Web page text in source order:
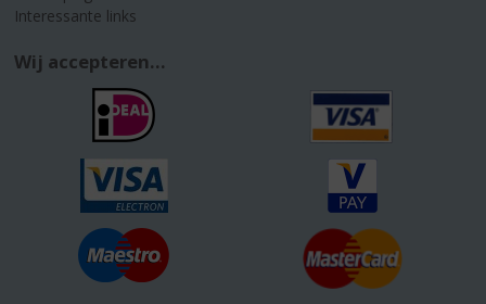
Interessante links
Wij accepteren...